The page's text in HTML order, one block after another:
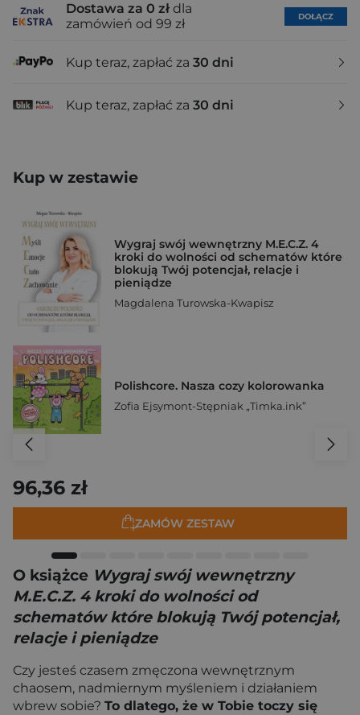
Dostawa za 0 zł dla
zamówień od 99 zł
DOŁĄCZ
Kup teraz, zapłać za 30 dni
Kup teraz, zapłać za 30 dni
Kup w zestawie
Wygraj swój wewnętrzny M.E.C.Z. 4
kroki do wolności od schematów które
blokują Twój potencjał, relacje i
pieniądze
Magdalena Turowska-Kwapisz
Polishcore. Nasza cozy kolorowanka
Zofia Ejsymont-Stępniak „Timka.ink”
96,36 zł
ZAMÓW ZESTAW
O książce Wygraj swój wewnętrzny
M.E.C.Z. 4 kroki do wolności od
schematów które blokują Twój potencjał,
relacje i pieniądze
Czy jesteś czasem zmęczona wewnętrznym
chaosem, nadmiernym myśleniem i działaniem
wbrew sobie? To dlatego, że w Tobie toczy się